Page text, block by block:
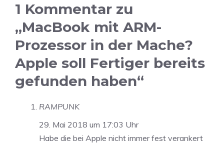
1 Kommentar zu
„MacBook mit ARM-
Prozessor in der Mache?
Apple soll Fertiger bereits
gefunden haben“
RAMPUNK
29. Mai 2018 um 17:03 Uhr
Habe die bei Apple nicht immer fest verankert